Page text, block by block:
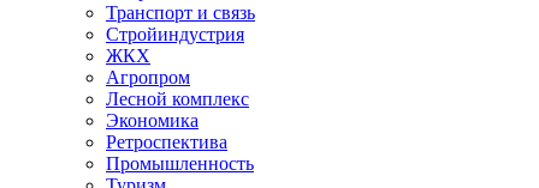
Транспорт и связь
Стройиндустрия
ЖКХ
Агропром
Лесной комплекс
Экономика
Ретроспектива
Промышленность